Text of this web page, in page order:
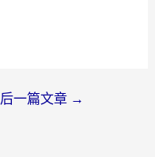
后一篇文章 →